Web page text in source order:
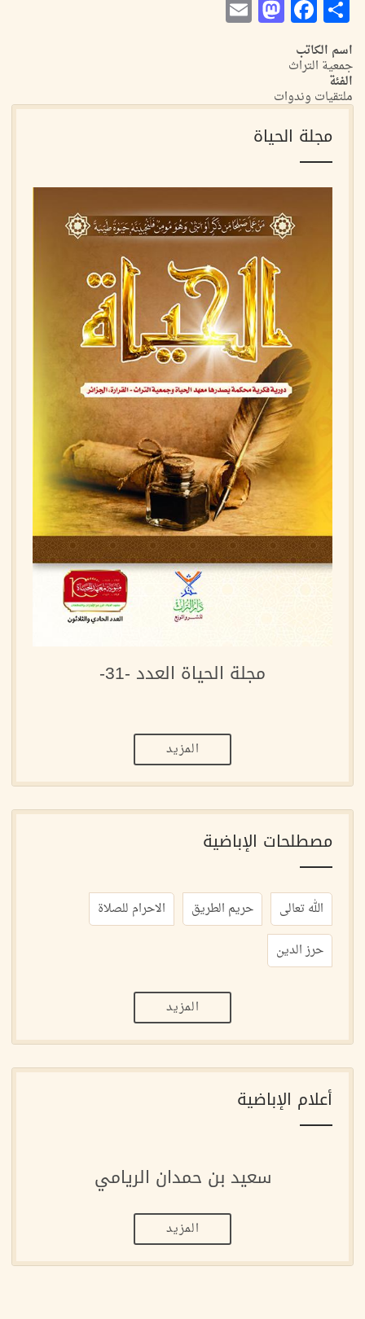
اسم الكاتب
جمعية التراث
الفئة
ملتقيات وندوات
مجلة الحياة
مجلة الحياة العدد -31-
المزيد
مصطلحات الإباضية
الله تعالى حريم الطريق
الاحرام للصلاة
حرز الدين
المزيد
أعلام الإباضية
سعيد بن حمدان الريامي
المزيد